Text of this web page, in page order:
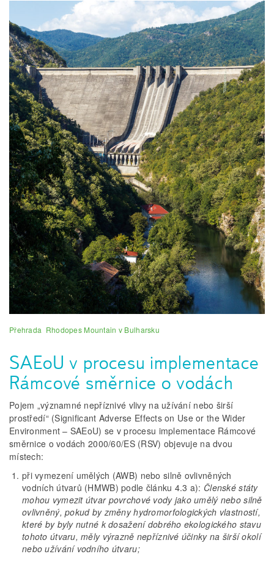
Přehrada Rhodopes Mountain v Bulharsku
SAEoU v procesu implementace
Rámcové směrnice o vodách
Pojem „významné nepříznivé vlivy na užívání nebo širší
prostředí“ (Significant Adverse Effects on Use or the Wider
Environment – SAEoU) se v procesu implementace Rámcové
směrnice o vodách 2000/60/ES (RSV) objevuje na dvou
místech:
při vymezení umělých (AWB) nebo silně ovlivněných
vodních útvarů (HMWB) podle článku 4.3 a): Členské státy
mohou vymezit útvar povrchové vody jako umělý nebo silně
ovlivněný, pokud by změny hydromorfologických vlastností,
které by byly nutné k dosažení dobrého ekologického stavu
tohoto útvaru, měly výrazně nepříznivé účinky na širší okolí
nebo užívání vodního útvaru;